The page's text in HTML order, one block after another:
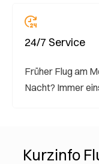
24/7 Service
Früher Flug am
Nacht? Immer
Kurzinfo